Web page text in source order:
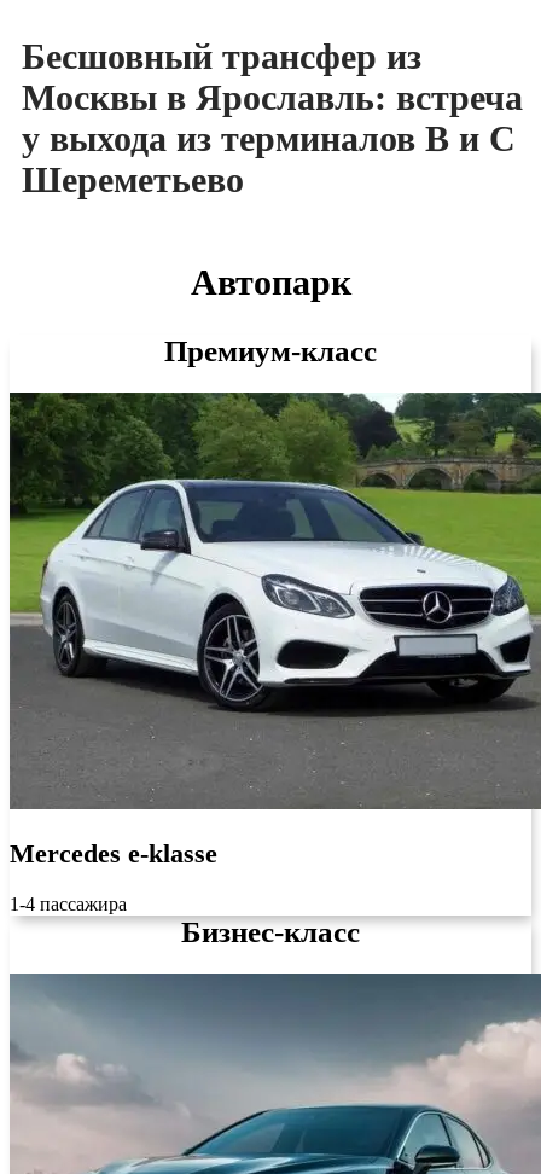
Бесшовный трансфер из
Москвы в Ярославль: встреча
у выхода из терминалов B и C
Шереметьево
Автопарк
Премиум-класс
Mercedes e-klasse
1-4 пассажира
Бизнес-класс